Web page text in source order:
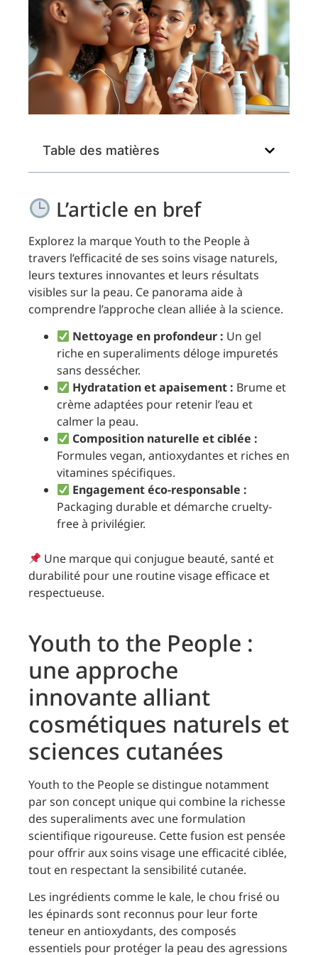
Table des matières
L’article en bref
Explorez la marque Youth to the People à
travers l’efficacité de ses soins visage naturels,
leurs textures innovantes et leurs résultats
visibles sur la peau. Ce panorama aide à
comprendre l’approche clean alliée à la science.
Nettoyage en profondeur : Un gel
riche en superaliments déloge impuretés
sans dessécher.
Hydratation et apaisement : Brume et
crème adaptées pour retenir l’eau et
calmer la peau.
Composition naturelle et ciblée :
Formules vegan, antioxydantes et riches en
vitamines spécifiques.
Engagement éco-responsable :
Packaging durable et démarche cruelty-
free à privilégier.
Une marque qui conjugue beauté, santé et
durabilité pour une routine visage efficace et
respectueuse.
Youth to the People :
une approche
innovante alliant
cosmétiques naturels et
sciences cutanées
Youth to the People se distingue notamment
par son concept unique qui combine la richesse
des superaliments avec une formulation
scientifique rigoureuse. Cette fusion est pensée
pour offrir aux soins visage une efficacité ciblée,
tout en respectant la sensibilité cutanée.
Les ingrédients comme le kale, le chou frisé ou
les épinards sont reconnus pour leur forte
teneur en antioxydants, des composés
essentiels pour protéger la peau des agressions